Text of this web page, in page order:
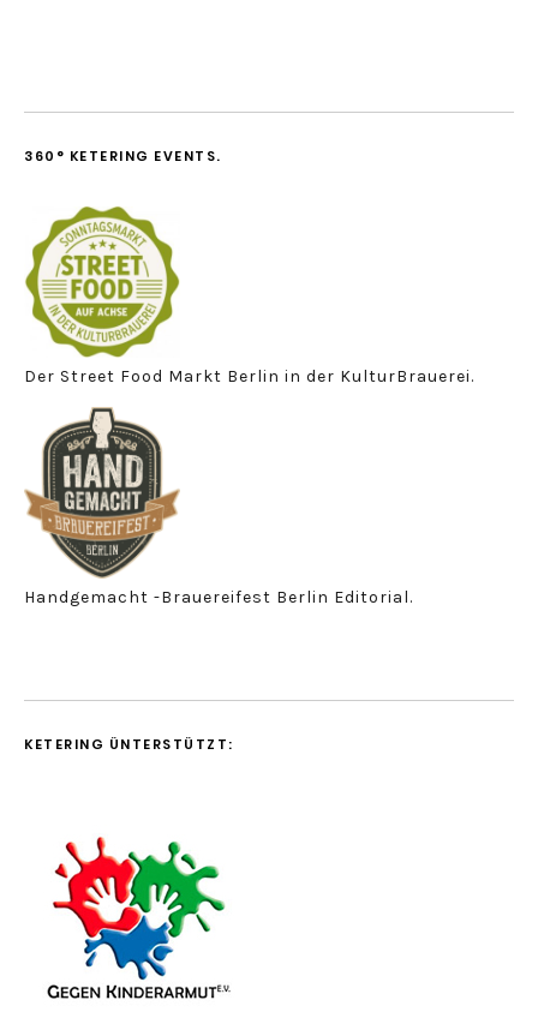
360° KETERING EVENTS.
Der Street Food Markt Berlin in der KulturBrauerei.
Handgemacht -Brauereifest Berlin Editorial.
KETERING ÜNTERSTÜTZT: